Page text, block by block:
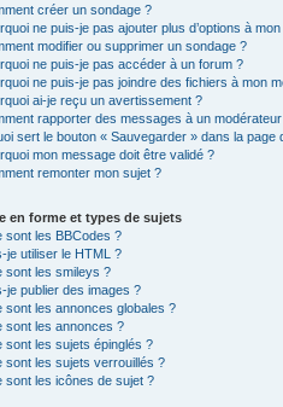
créer un sondage ?
ne puis-je pas ajouter plus d’options à
modifier ou supprimer un sondage ?
ne puis-je pas accéder à un forum ?
ne puis-je pas joindre des fichiers à mon
ai-je reçu un avertissement ?
rapporter des messages à un
sert le bouton « Sauvegarder » dans la page
mon message doit être validé ?
remonter mon sujet ?
en forme et types de sujets
sont les BBCodes ?
je utiliser le HTML ?
sont les smileys ?
je publier des images ?
sont les annonces globales ?
sont les annonces ?
sont les sujets épinglés ?
sont les sujets verrouillés ?
sont les icônes de sujet ?